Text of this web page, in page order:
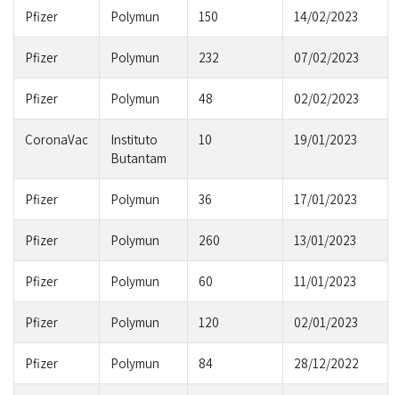
Pfizer Polymun 150 14/02/2023
Pfizer Polymun 232 07/02/2023
Pfizer Polymun 48 02/02/2023
CoronaVac
Instituto
Butantam
10 19/01/2023
Pfizer Polymun 36 17/01/2023
Pfizer Polymun 260 13/01/2023
Pfizer Polymun 60 11/01/2023
Pfizer Polymun 120 02/01/2023
Pfizer Polymun 84 28/12/2022